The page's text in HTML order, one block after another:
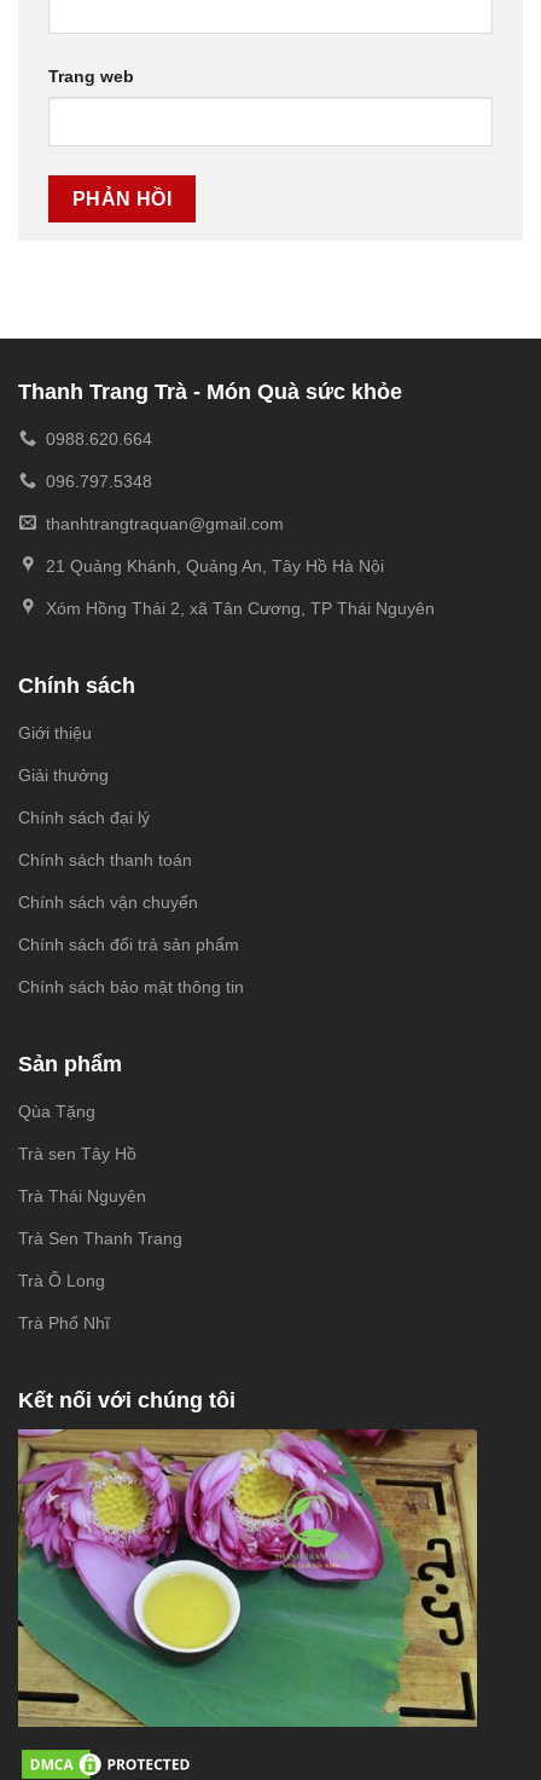
Trang web
Thanh Trang Trà - Món Quà sức khỏe
0988.620.664
096.797.5348
thanhtrangtraquan@gmail.com
21 Quảng Khánh, Quảng An, Tây Hồ Hà Nội
Xóm Hồng Thái 2, xã Tân Cương, TP Thái Nguyên
Chính sách
Giới thiệu
Giải thưởng
Chính sách đại lý
Chính sách thanh toán
Chính sách vận chuyển
Chính sách đổi trả sản phẩm
Chính sách bảo mật thông tin
Sản phẩm
Qùa Tặng
Trà sen Tây Hồ
Trà Thái Nguyên
Trà Sen Thanh Trang
Trà Ô Long
Trà Phổ Nhĩ
Kết nối với chúng tôi